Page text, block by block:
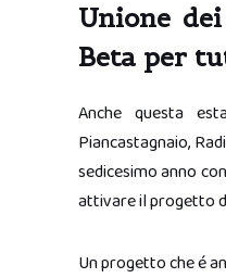
Unione
Beta per
Anche questa
Piancastagnaio,
sedicesimo anno
attivare il progetto
Un progetto che é